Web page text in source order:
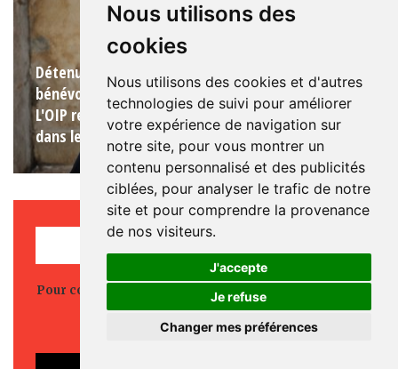
Nous utilisons des
cookies
Nous utilisons des cookies et d'autres
technologies de suivi pour améliorer
votre expérience de navigation sur
notre site, pour vous montrer un
contenu personnalisé et des publicités
ciblées, pour analyser le trafic de notre
site et pour comprendre la provenance
de nos visiteurs.
J'accepte
Je refuse
Changer mes préférences
Détenu, ancien détenu, proche de détenu,
bénévole ou professionnel du milieu carcéral ?
L'OIP recueille vos témoignages sur la situation
dans les prisons françaises.
REJOINDRE L'OIP
Pour continuer nos actions, votre engagement à nos
côtés est essentiel.
Rejoignez-nous.